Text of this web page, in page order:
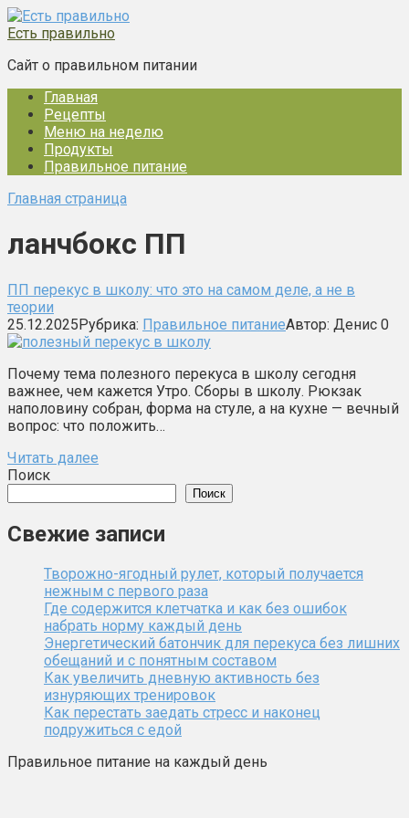
Перейти
к
Есть правильно
Сайт о правильном питании
Главная
Рецепты
Меню на неделю
Продукты
Правильное питание
Главная страница
ланчбокс ПП
ПП перекус в школу: что это на самом деле, а не в
теории
25.12.2025Рубрика: Правильное питаниеАвтор: Денис 0
Почему тема полезного перекуса в школу сегодня
важнее, чем кажется Утро. Сборы в школу. Рюкзак
наполовину собран, форма на стуле, а на кухне — вечный
вопрос: что положить…
Читать далее
Поиск
Поиск
Свежие записи
Творожно-ягодный рулет, который получается
нежным с первого раза
Где содержится клетчатка и как без ошибок
набрать норму каждый день
Энергетический батончик для перекуса без лишних
обещаний и с понятным составом
Как увеличить дневную активность без
изнуряющих тренировок
Как перестать заедать стресс и наконец
подружиться с едой
Правильное питание на каждый день